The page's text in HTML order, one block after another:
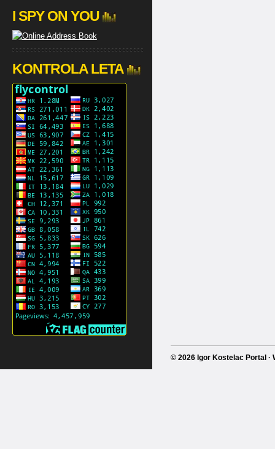
I SPY ON YOU
KONTROLA LETA
© 2026 Igor Kostelac Portal